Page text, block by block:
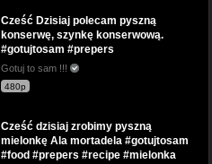
Cześć Dzisiaj polecam pyszną
konserwę, szynkę konserwową.
#gotujtosam #prepers
Gotuj to sam !!!
480p
Cześć dzisiaj zrobimy pyszną
mielonkę Ala mortadela #gotujtosam
#food #prepers #recipe #mielonka